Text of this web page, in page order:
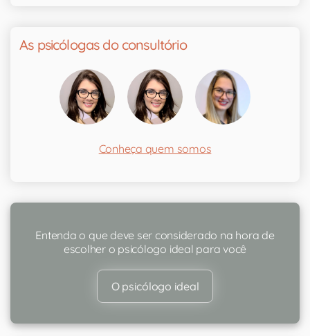
As psicólogas do consultório
Conheça quem somos
Entenda o que deve ser considerado na hora de
escolher o psicólogo ideal para você
O psicólogo ideal